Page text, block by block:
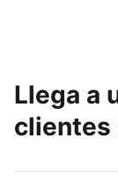
Llega a
clientes